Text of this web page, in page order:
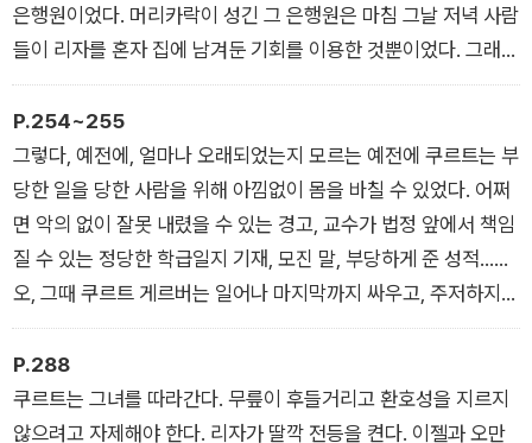
은행원이었다. 머리카락이 성긴 그 은행원은 마침 그날 저녁 사람
들이 리자를 혼자 집에 남겨둔 기회를 이용한 것뿐이었다. 그래도
당시 리자는 상대가 어른이라는 사실에 상당히 우쭐했다. 다시 도
시로 돌아온 그녀는 환상적인 기대에 차서, 성적 욕망에 눈뜬 학
교 친구들을 경멸하며 거절하고, 다른 사람이 아무도 다가오지 않
는 것에 몹시 실망했다. 매끄러운 말과 은밀한 성적 농담을 늘어
놓는 무용 강습 동료 소년들은 지루했지만, 제일 예쁜 자신이 유
일하게 ‘숭배자 없이’ 우두커니 서 있는 게 싫어서 이 남자 저 남
자 가리지 않고 입술을 허락해 벌써 열다섯 살에 키스가 줄 수 있
는 모든 즐거움을 알게 되었다.
P.254~255
그렇다, 예전에, 얼마나 오래되었는지 모르는 예전에 쿠르트는 부
당한 일을 당한 사람을 위해 아낌없이 몸을 바칠 수 있었다. 어쩌
면 악의 없이 잘못 내렸을 수 있는 경고, 교수가 법정 앞에서 책임
질 수 있는 정당한 학급일지 기재, 모진 말, 부당하게 준 성적……
오, 그때 쿠르트 게르버는 일어나 마지막까지 싸우고, 주저하지
않고 다른 사람의 죄를 뒤집어쓰고, 주저하지 않고 다른 사람의
일을 자기 일로 생각했다. 왜냐하면 ‘그 일’이 그에게 중요했기 때
문이다.
P.288
쿠르트는 그녀를 따라간다. 무릎이 후들거리고 환호성을 지르지
않으려고 자제해야 한다. 리자가 딸깍 전등을 켠다. 이젤과 오만